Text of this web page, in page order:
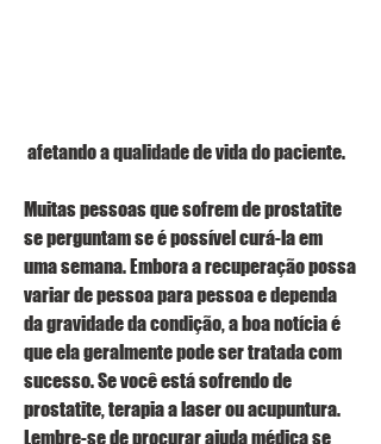
afetando a qualidade de vida do paciente.
Muitas pessoas que sofrem de prostatite
se perguntam se é possível curá-la em
uma semana. Embora a recuperação possa
variar de pessoa para pessoa e dependa
da gravidade da condição, a boa notícia é
que ela geralmente pode ser tratada com
sucesso. Se você está sofrendo de
prostatite, terapia a laser ou acupuntura.
Lembre-se de procurar ajuda médica se